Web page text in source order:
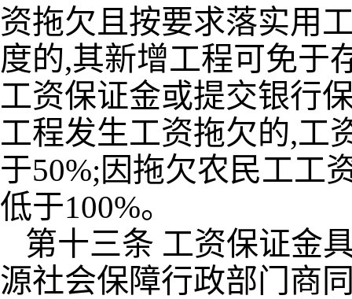
资拖欠且按要求落实用
度的,其新增工程可免于
工资保证金或提交银行
工程发生工资拖欠的,工
于50%;因拖欠农民工工
低于100%。
第十三条 工资保证金
源社会保障行政部门商